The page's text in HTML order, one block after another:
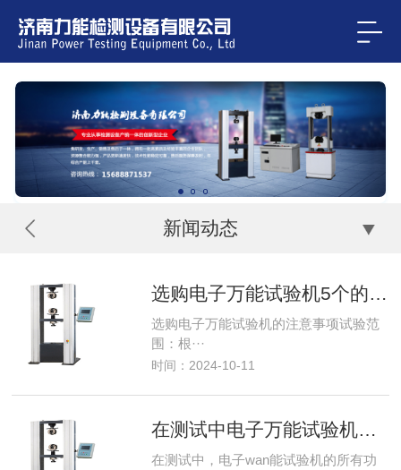
新闻动态
选购电子万能试验机5个的注意事项
选购电子万能试验机的注意事项试验范
围：根···
时间：2024-10-11
在测试中电子万能试验机功能使用
在测试中，电子wan能试验机的所有功